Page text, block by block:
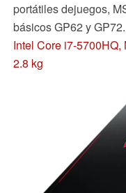
portátiles dejuegos,
básicos GP62 y
de 15" -- ahora nos
Hemos registrado
Intel Core i7-5700HQ,
2.8 kg